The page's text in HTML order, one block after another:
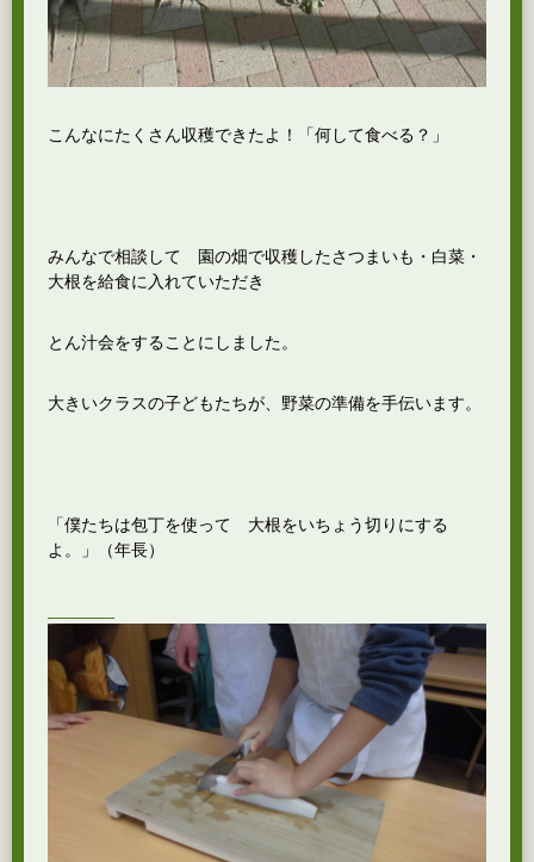
こんなにたくさん収穫できたよ！「何して食べる？」
みんなで相談して 園の畑で収穫したさつまいも・白菜・
大根を給食に入れていただき
とん汁会をすることにしました。
大きいクラスの子どもたちが、野菜の準備を手伝います。
「僕たちは包丁を使って 大根をいちょう切りにする
よ。」（年長）